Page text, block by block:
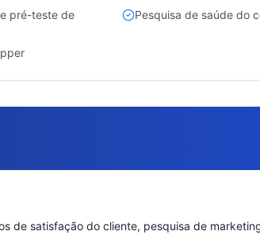
pré-teste de
Pesquisa de saúde do
de satisfação do cliente, pesquisa de